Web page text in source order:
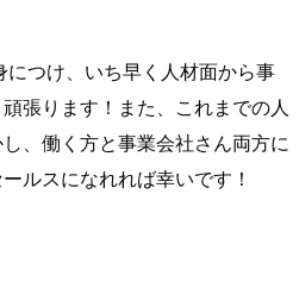
につけ、いち早く人材面から事
張ります！また、これまでの人
、働く方と事業会社さん両方に
ルスになれれば幸いです！